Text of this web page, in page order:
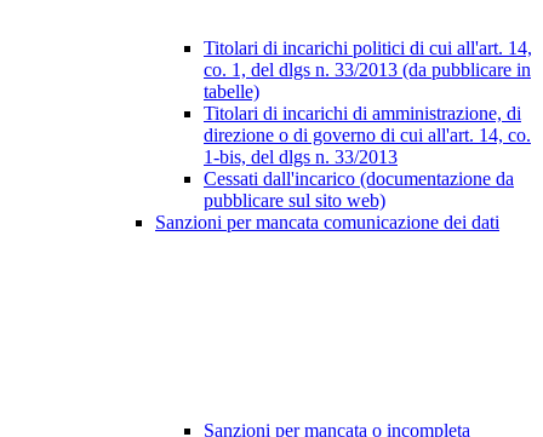
Titolari di incarichi politici di cui all'art. 14,
co. 1, del dlgs n. 33/2013 (da pubblicare in
tabelle)
Titolari di incarichi di amministrazione, di
direzione o di governo di cui all'art. 14, co.
1-bis, del dlgs n. 33/2013
Cessati dall'incarico (documentazione da
pubblicare sul sito web)
Sanzioni per mancata comunicazione dei dati
Sanzioni per mancata o incompleta